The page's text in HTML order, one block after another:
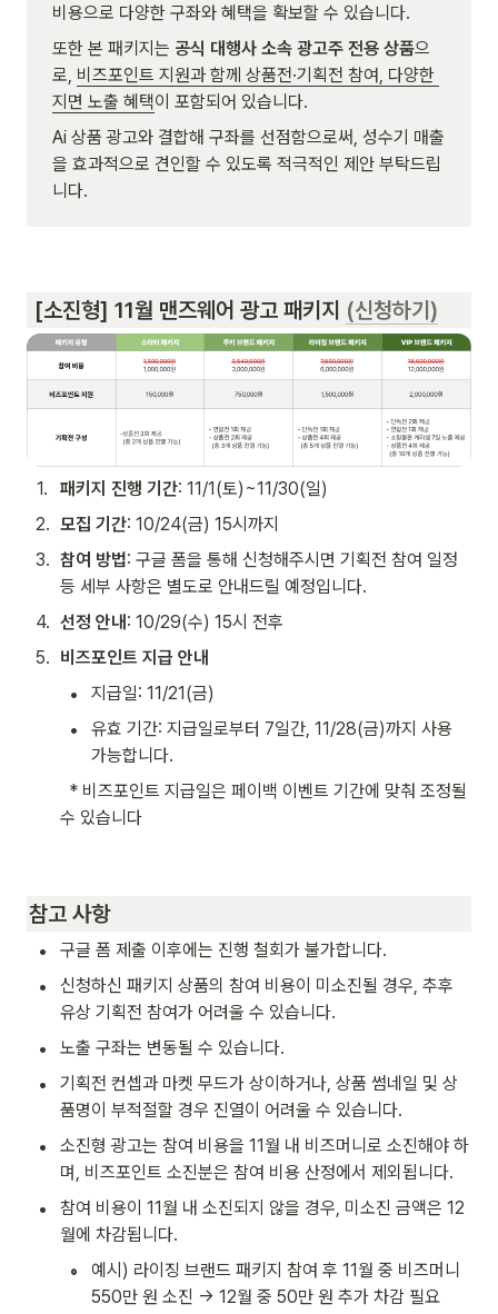
비용으로 다양한 구좌와 혜택을 확보할 수 있습니다.
또한 본 패키지는 공식 대행사 소속 광고주 전용 상품으
로, 비즈포인트 지원과 함께 상품전·기획전 참여, 다양한
지면 노출 혜택이 포함되어 있습니다.
Ai 상품 광고와 결합해 구좌를 선점함으로써, 성수기 매출
을 효과적으로 견인할 수 있도록 적극적인 제안 부탁드립
니다.
[소진형] 11월 맨즈웨어 광고 패키지 (신청하기)
1. 패키지 진행 기간: 11/1(토)~11/30(일)
2. 모집 기간: 10/24(금) 15시까지
3. 참여 방법: 구글 폼을 통해 신청해주시면 기획전 참여 일정
등 세부 사항은 별도로 안내드릴 예정입니다.
4. 선정 안내: 10/29(수) 15시 전후
5. 비즈포인트 지급 안내
• 지급일: 11/21(금)
•
유효 기간: 지급일로부터 7일간, 11/28(금)까지 사용
가능합니다.
수 있습니다
참고 사항
• 구글 폼 제출 이후에는 진행 철회가 불가합니다.
•
신청하신 패키지 상품의 참여 비용이 미소진될 경우, 추후
유상 기획전 참여가 어려울 수 있습니다.
• 노출 구좌는 변동될 수 있습니다.
•
기획전 컨셉과 마켓 무드가 상이하거나, 상품 썸네일 및 상
품명이 부적절할 경우 진열이 어려울 수 있습니다.
•
소진형 광고는 참여 비용을 11월 내 비즈머니로 소진해야 하
며, 비즈포인트 소진분은 참여 비용 산정에서 제외됩니다.
•
참여 비용이 11월 내 소진되지 않을 경우, 미소진 금액은 12
월에 차감됩니다.
◦
예시) 라이징 브랜드 패키지 참여 후 11월 중 비즈머니
550만 원 소진 → 12월 중 50만 원 추가 차감 필요